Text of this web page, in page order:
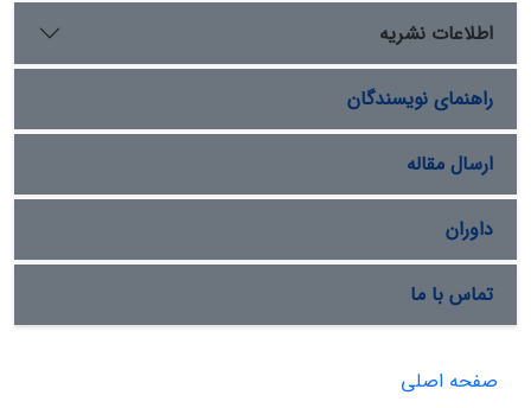
اطلاعات نشریه
راهنمای نویسندگان
ارسال مقاله
داوران
تماس با ما
صفحه اصلی